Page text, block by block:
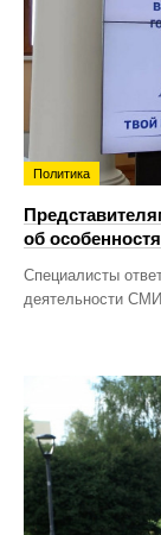
Политика
об
Специалисты
деятельности